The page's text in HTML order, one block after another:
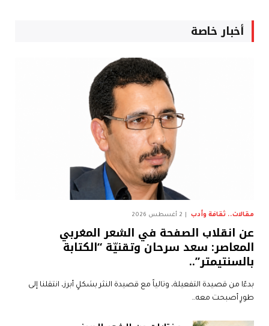
أخبار خاصة
مقالات.. ثقافة وأدب 2 أغسطس 2026
عن انقلاب الصفحة في الشعر المغربي
المعاصر: سعد سرحان وتقنيّة “الكتابة
بالسنتيمتر”..
بدءًا من قصيدة التفعيلة، وتالياً مع قصيدة النثر بشكلٍ أبرز، انتقلنا إلى
طورٍ أصبحت معه…